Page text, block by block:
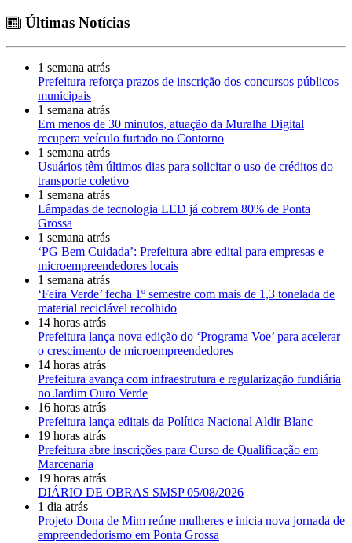
Últimas Notícias
1 semana atrás
Prefeitura reforça prazos de inscrição dos concursos públicos
municipais
1 semana atrás
Em menos de 30 minutos, atuação da Muralha Digital
recupera veículo furtado no Contorno
1 semana atrás
Usuários têm últimos dias para solicitar o uso de créditos do
transporte coletivo
1 semana atrás
Lâmpadas de tecnologia LED já cobrem 80% de Ponta
Grossa
1 semana atrás
‘PG Bem Cuidada’: Prefeitura abre edital para empresas e
microempreendedores locais
1 semana atrás
‘Feira Verde’ fecha 1º semestre com mais de 1,3 tonelada de
material reciclável recolhido
14 horas atrás
Prefeitura lança nova edição do ‘Programa Voe’ para acelerar
o crescimento de microempreendedores
14 horas atrás
Prefeitura avança com infraestrutura e regularização fundiária
no Jardim Ouro Verde
16 horas atrás
Prefeitura lança editais da Política Nacional Aldir Blanc
19 horas atrás
Prefeitura abre inscrições para Curso de Qualificação em
Marcenaria
19 horas atrás
DIÁRIO DE OBRAS SMSP 05/08/2026
1 dia atrás
Projeto Dona de Mim reúne mulheres e inicia nova jornada de
empreendedorismo em Ponta Grossa